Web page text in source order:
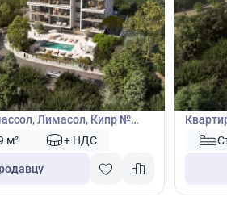
Лимасол, Кипр №
м² + НДС
€490
49812